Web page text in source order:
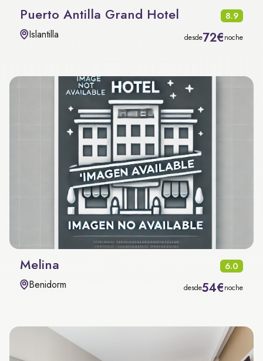
Puerto Antilla Grand Hotel 8.9
Islantilla desde72€noche
Melina 6.0
Benidorm desde54€noche